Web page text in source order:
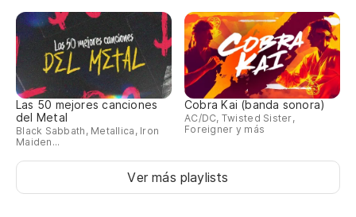
Las 50 mejores canciones
del Metal
Black Sabbath, Metallica, Iron
Maiden...
Cobra Kai (banda sonora)
AC/DC, Twisted Sister,
Foreigner y más
Ver más playlists